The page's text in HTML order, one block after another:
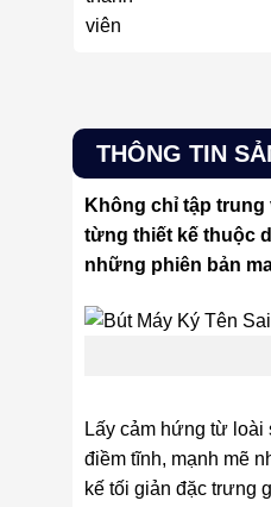
THÔNG TIN
Không chỉ tập
từng thiết kế thuộc
những phiên bản
Lấy cảm hứng từ
điềm tĩnh, mạnh mẽ
kế tối giản đặc trưng